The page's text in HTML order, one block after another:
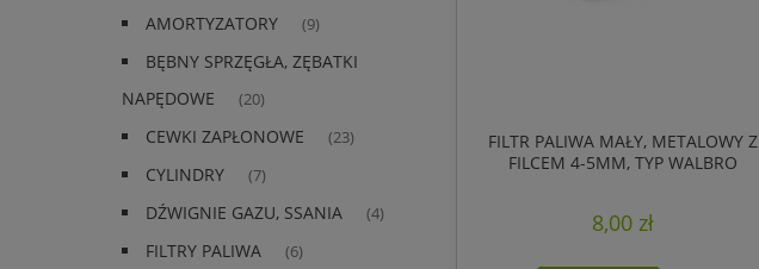
AMORTYZATORY (9)
BĘBNY SPRZĘGŁA, ZĘBATKI
NAPĘDOWE
(20)
CEWKI ZAPŁONOWE (23)
CYLINDRY (7)
DŹWIGNIE GAZU, SSANIA (4)
FILTRY PALIWA (6)
FILTR PALIWA MAŁY, METALOWY Z
FILCEM 4-5MM, TYP WALBRO
8,00 zł